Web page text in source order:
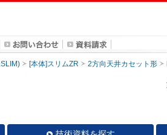
[本体]スリムZR 2方向天井カセット形